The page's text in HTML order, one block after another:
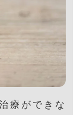
療ができな